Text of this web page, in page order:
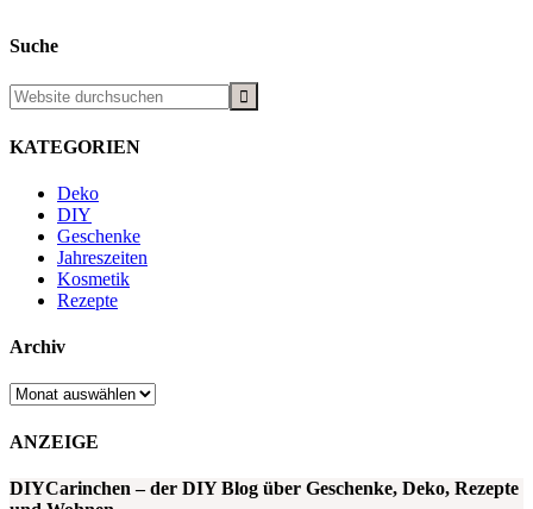
Suche
KATEGORIEN
Deko
DIY
Geschenke
Jahreszeiten
Kosmetik
Rezepte
Archiv
Archiv
ANZEIGE
DIYCarinchen – der DIY Blog über Geschenke, Deko, Rezepte